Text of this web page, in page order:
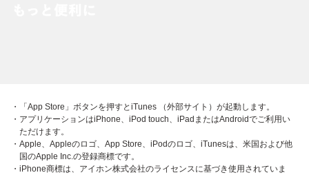
・「App Store」ボタンを押すとiTunes （外部サイト）が起動します。
・アプリケーションはiPhone、iPod touch、iPadまたはAndroidでご利用い
ただけます。
・Apple、Appleのロゴ、App Store、iPodのロゴ、iTunesは、米国および他
国のApple Inc.の登録商標です。
・iPhone商標は、アイホン株式会社のライセンスに基づき使用されていま